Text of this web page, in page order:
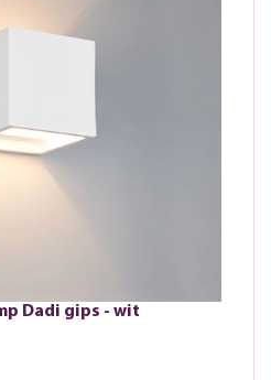
Dadi gips - wit